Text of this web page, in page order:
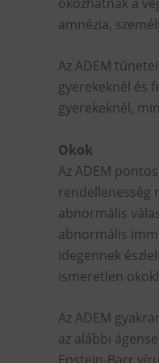
amnézia,
Az ADEM
gyerekeknél és
gyerekeknél,
Okok
Az ADEM
rendellenesség
abnormális
abnormális
idegennek
ismeretlen
Az ADEM
az alábbi